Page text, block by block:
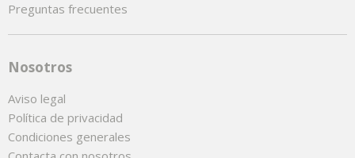
Preguntas frecuentes
Nosotros
Aviso legal
Política de privacidad
Condiciones generales